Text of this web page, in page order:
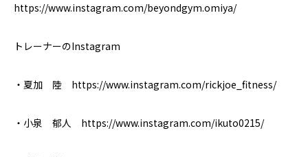
https://www.instagram.com/beyondgym.omiya/
トレーナーのInstagram
・夏加 陸 https://www.instagram.com/rickjoe_fitness/
・小泉 郁人 https://www.instagram.com/ikuto0215/